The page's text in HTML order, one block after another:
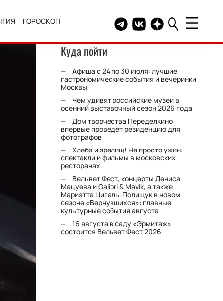
ГОРОСКОП Telegram канал HELLO
Группа HELLO
Канал HELLO в
Куда пойти
Афиша с 24 по 30 июля: лучшие
гастрономические события и вечеринки
Москвы
Чем удивят российские музеи в
осенний выставочный сезон 2026 года
Дом творчества Переделкино
впервые проведёт резиденцию для
фотографов
Хлеба и зрелищ! Не просто ужин:
спектакли и фильмы в московских
ресторанах
Вельвет Фест, концерты Дениса
Мацуева и Galibri & Mavik, а также
Мариэтта Цигаль-Полищук в новом
сезоне «Вернувшихся»: главные
культурные события августа
16 августа в саду «Эрмитаж»
состоится Вельвет Фест 2026